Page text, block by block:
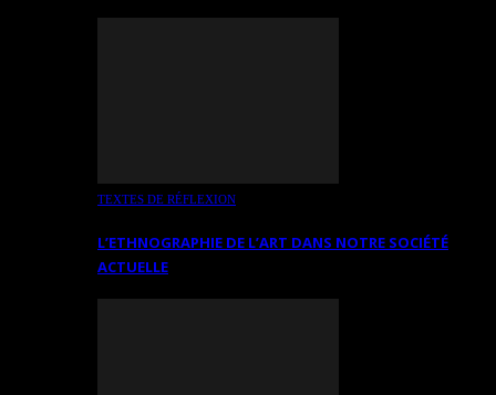
TEXTES DE RÉFLEXION
L’ETHNOGRAPHIE DE L’ART DANS NOTRE SOCIÉTÉ
ACTUELLE